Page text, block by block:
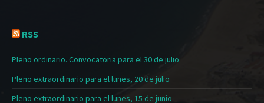
RSS
Pleno ordinario. Convocatoria para el 30 de julio
Pleno extraordinario para el lunes, 20 de julio
Pleno extraordinario para el lunes, 15 de junio